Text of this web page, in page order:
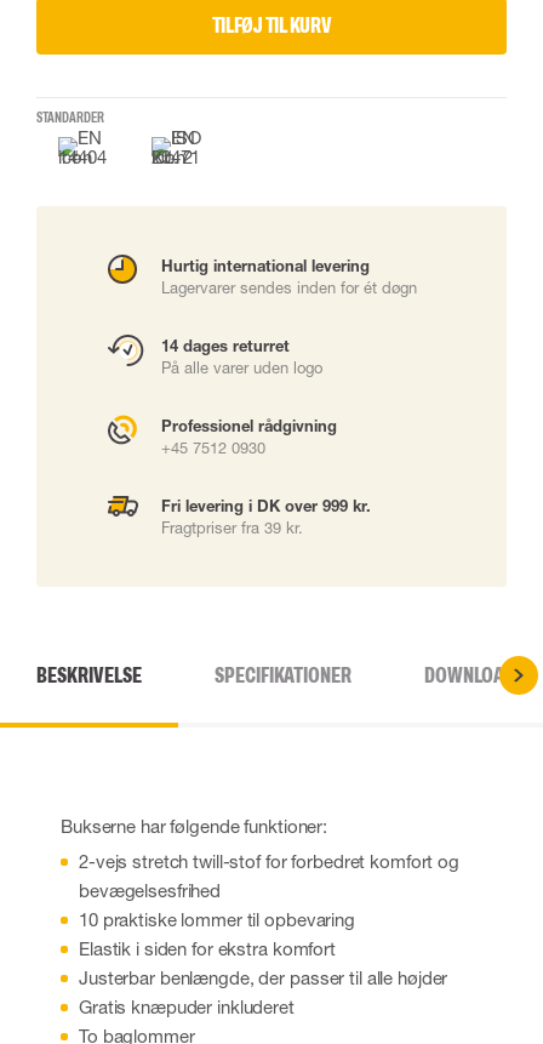
TILFØJ TIL KURV
STANDARDER
Hurtig international levering
Lagervarer sendes inden for ét døgn
14 dages returret
På alle varer uden logo
Professionel rådgivning
+45 7512 0930
Fri levering i DK over 999 kr.
Fragtpriser fra 39 kr.
BESKRIVELSE SPECIFIKATIONER DOWNLOADS
Bukserne har følgende funktioner:
2-vejs stretch twill-stof for forbedret komfort og
bevægelsesfrihed
10 praktiske lommer til opbevaring
Elastik i siden for ekstra komfort
Justerbar benlængde, der passer til alle højder
Gratis knæpuder inkluderet
To baglommer